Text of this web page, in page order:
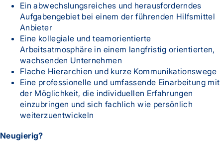
Ein abwechslungsreiches und herausforderndes
Aufgabengebiet bei einem der führenden Hilfsmittel
Anbieter
Eine kollegiale und teamorientierte
Arbeitsatmosphäre in einem langfristig orientierten,
wachsenden Unternehmen
Flache Hierarchien und kurze Kommunikationswege
Eine professionelle und umfassende Einarbeitung mit
der Möglichkeit, die individuellen Erfahrungen
einzubringen und sich fachlich wie persönlich
weiterzuentwickeln
Neugierig?